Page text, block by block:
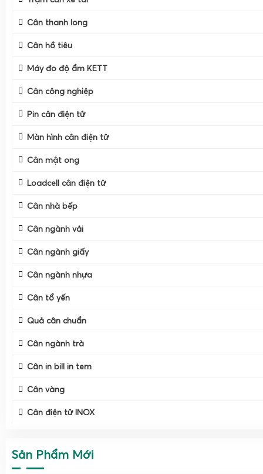
Cân thanh long
Cân hồ tiêu
Máy đo độ ẩm KETT
Cân công nghiệp
Pin cân điện tử
Màn hình cân điện tử
Cân mật ong
Loadcell cân điện tử
Cân nhà bếp
Cân ngành vải
Cân ngành giấy
Cân ngành nhựa
Cân tổ yến
Quả cân chuẩn
Cân ngành trà
Cân in bill in tem
Cân vàng
Cân điện tử INOX
Sản Phẩm Mới